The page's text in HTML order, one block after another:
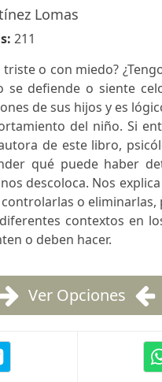
Lomas
211
o con miedo?
se defiende o siente
de sus hijos y es
del niño. Si
de este libro,
qué puede haber
descoloca. Nos
o
contextos en
o deben hacer.
Ver Opciones